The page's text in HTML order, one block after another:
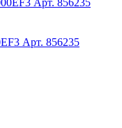
Арт. 856235